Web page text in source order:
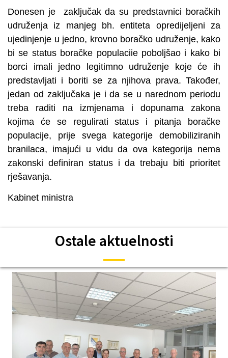
Donesen je zaključak da su predstavnici boračkih
udruženja iz manjeg bh. entiteta opredijeljeni za
ujedinjenje u jedno, krovno boračko udruženje, kako
bi se status boračke populaciie poboljšao i kako bi
borci imali jedno legitimno udruženje koje će ih
predstavljati i boriti se za njihova prava. Također,
jedan od zaključaka je i da se u narednom periodu
treba raditi na izmjenama i dopunama zakona
kojima će se regulirati status i pitanja boračke
populacije, prije svega kategorije demobiliziranih
branilaca, imajući u vidu da ova kategorija nema
zakonski definiran status i da trebaju biti prioritet
rješavanja.
Kabinet ministra
Ostale aktuelnosti